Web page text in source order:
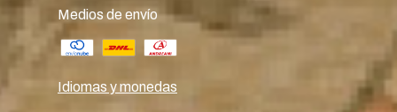
Medios de envío
Idiomas y monedas